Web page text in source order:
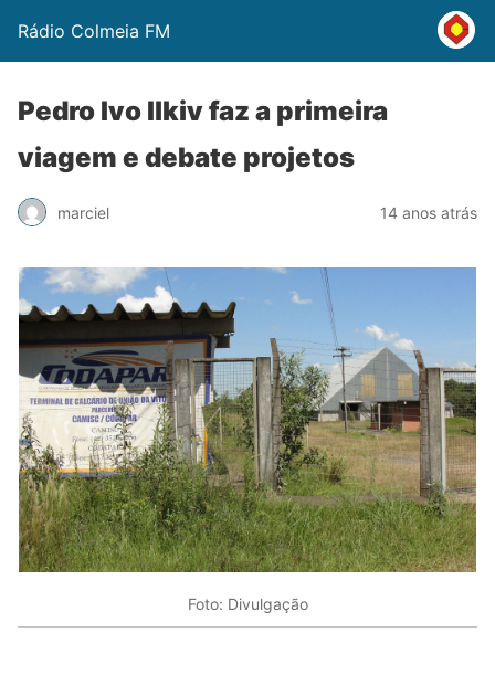
Rádio Colmeia FM
Pedro Ivo Ilkiv faz a primeira
viagem e debate projetos
marciel 14 anos atrás
Foto: Divulgação